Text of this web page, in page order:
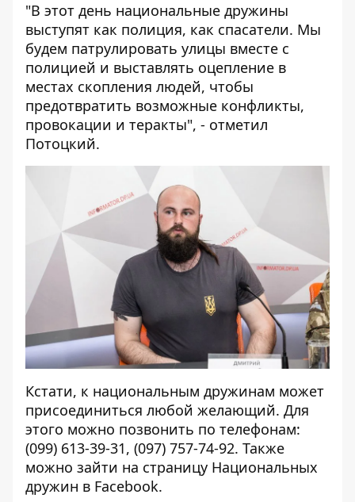
"В этот день национальные дружины
выступят как полиция, как спасатели. Мы
будем патрулировать улицы вместе с
полицией и выставлять оцепление в
местах скопления людей, чтобы
предотвратить возможные конфликты,
провокации и теракты", - отметил
Потоцкий.
Кстати, к национальным дружинам может
присоединиться любой желающий. Для
этого можно позвонить по телефонам:
(099) 613-39-31, (097) 757-74-92. Также
можно зайти на страницу Национальных
дружин в Facebook.